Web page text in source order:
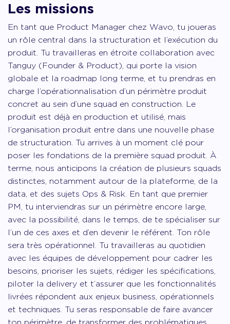
Les missions
En tant que Product Manager chez Wavo, tu joueras
un rôle central dans la structuration et l’exécution du
produit. Tu travailleras en étroite collaboration avec
Tanguy (Founder & Product), qui porte la vision
globale et la roadmap long terme, et tu prendras en
charge l’opérationnalisation d’un périmètre produit
concret au sein d’une squad en construction. Le
produit est déjà en production et utilisé, mais
l’organisation produit entre dans une nouvelle phase
de structuration. Tu arrives à un moment clé pour
poser les fondations de la première squad produit. À
terme, nous anticipons la création de plusieurs squads
distinctes, notamment autour de la plateforme, de la
data, et des sujets Ops & Risk. En tant que premier
PM, tu interviendras sur un périmètre encore large,
avec la possibilité, dans le temps, de te spécialiser sur
l’un de ces axes et d’en devenir le référent. Ton rôle
sera très opérationnel. Tu travailleras au quotidien
avec les équipes de développement pour cadrer les
besoins, prioriser les sujets, rédiger les spécifications,
piloter la delivery et t’assurer que les fonctionnalités
livrées répondent aux enjeux business, opérationnels
et techniques. Tu seras responsable de faire avancer